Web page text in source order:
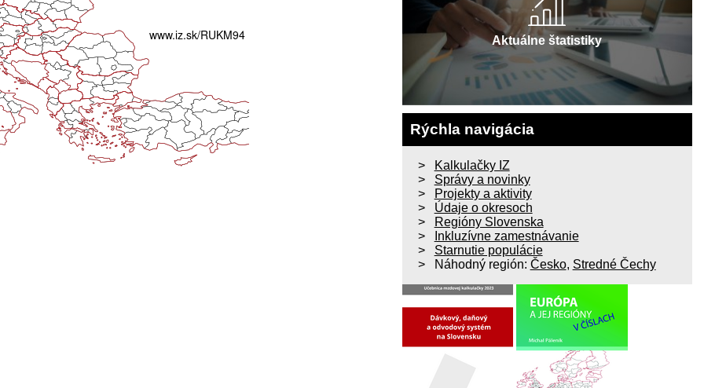
Aktuálne štatistiky
Rýchla navigácia
Kalkulačky IZ
Správy a novinky
Projekty a aktivity
Údaje o okresoch
Regióny Slovenska
Inkluzívne zamestnávanie
Starnutie populácie
Náhodný región: Česko, Stredné Čechy